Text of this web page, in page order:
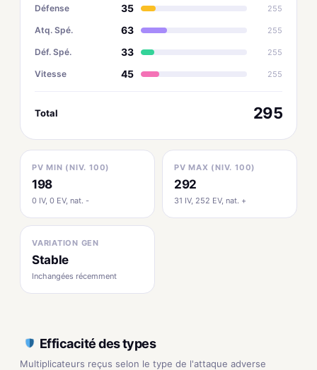
Défense 35 255
Atq. Spé. 63 255
Déf. Spé. 33 255
Vitesse 45 255
Total 295
PV MIN (NIV. 100)
198
0 IV, 0 EV, nat. -
PV MAX (NIV. 100)
292
31 IV, 252 EV, nat. +
VARIATION GEN
Stable
Inchangées récemment
Efficacité des types
Multiplicateurs reçus selon le type de l'attaque adverse